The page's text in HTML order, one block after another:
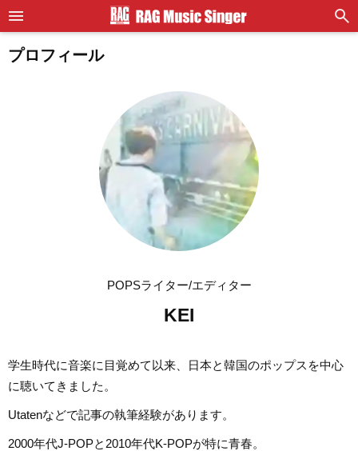
プロフィール
POPSライター/エディター
KEI
学生時代に音楽に目覚めて以来、日本と韓国のポップスを中心
に聴いてきました。
Utatenなどで記事の執筆経験があります。
2000年代J-POPと2010年代K-POPが特に青春。